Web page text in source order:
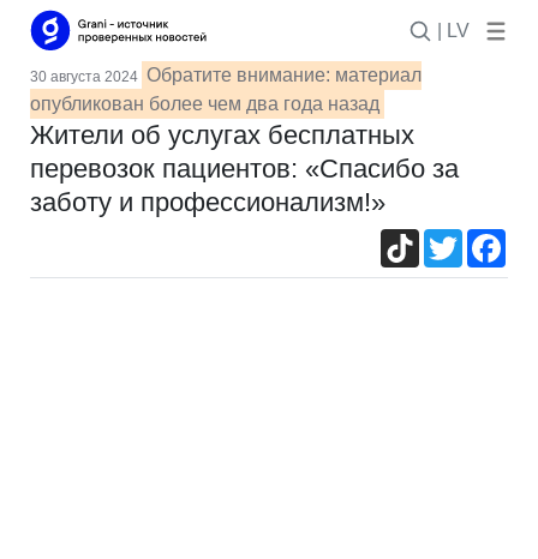
| LV
30 августа 2024 Обратите внимание: материал
опубликован более чем два года назад
Жители об услугах бесплатных
перевозок пациентов: «Спасибо за
заботу и профессионализм!»
TikTokTwitter